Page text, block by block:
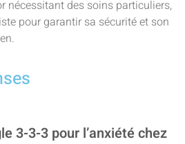
nécessitant des soins particuliers,
pour garantir sa sécurité et son
3-3-3 pour l’anxiété chez